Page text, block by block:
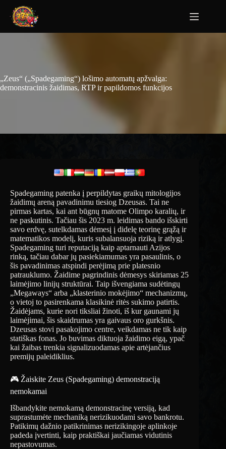
„Zeus“ („Spadegaming“) lošimo automatų apžvalga:
demonstracinis žaidimas, RTP ir papildomos funkcijos
Spadegaming patenka į perpildytas graikų mitologijos
žaidimų areną pavadinimu tiesiog Dzeusas. Tai ne
pirmas kartas, kai ant būgnų matome Olimpo karalių, ir
ne paskutinis. Tačiau šis 2023 m. leidimas bando išskirti
savo erdvę, sutelkdamas dėmesį į didelę teorinę grąžą ir
matematikos modelį, kuris subalansuoja riziką ir atlygį.
Spadegaming turi reputaciją kaip aptarnauti Azijos
rinką, tačiau dabar jų pasiekiamumas yra pasaulinis, o
šis pavadinimas atspindi perėjimą prie platesnio
patrauklumo. Žaidime pagrindinis dėmesys skiriamas 25
laimėjimo linijų struktūrai. Taip išvengiama sudėtingų
„Megaways“ arba „klasterinio mokėjimo“ mechanizmų,
o vietoj to pasirenkama klasikinė ritės sukimo patirtis.
Žaidėjams, kurie nori tiksliai žinoti, iš kur gaunami jų
laimėjimai, šis skaidrumas yra gaivaus oro gurkšnis.
Dzeusas stovi pasakojimo centre, veikdamas ne tik kaip
statiškas fonas. Jo buvimas diktuoja žaidimo eigą, ypač
kai žaibas trenkia signalizuodamas apie artėjančius
premijų paleidiklius.
🎮 Žaiskite Zeus (Spadegaming) demonstraciją
nemokamai
Išbandykite nemokamą demonstracinę versiją, kad
suprastumėte mechaniką nerizikuodami savo bankrotu.
Patikimų dažnio patikrinimas nerizikingoje aplinkoje
padeda įvertinti, kaip praktiškai jaučiamas vidutinis
nepastovumas.